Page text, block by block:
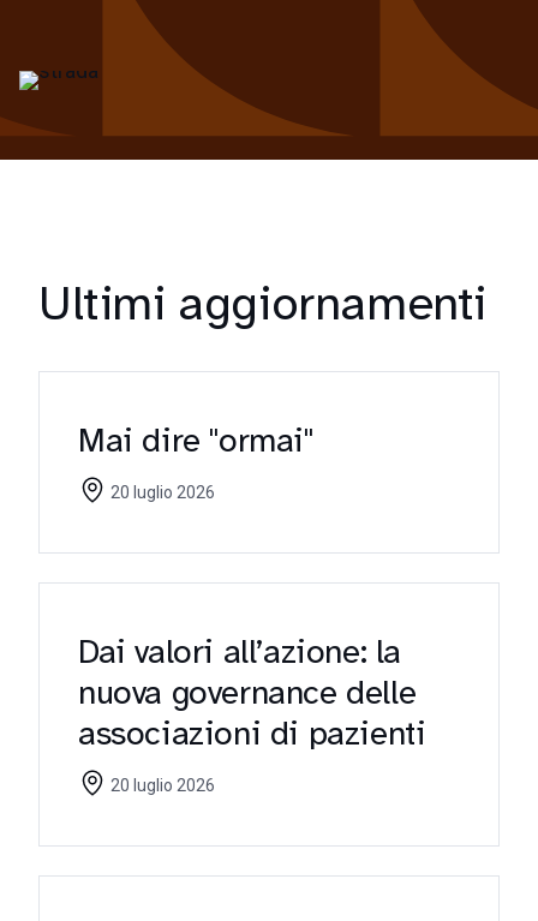
Ultimi aggiornamenti
Mai dire "ormai"
20 luglio 2026
Dai valori all’azione: la
nuova governance delle
associazioni di pazienti
20 luglio 2026